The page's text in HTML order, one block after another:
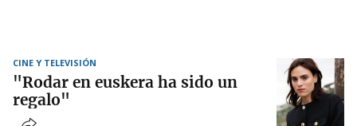
CINE Y TELEVISIÓN
"Rodar en euskera ha sido un
regalo"